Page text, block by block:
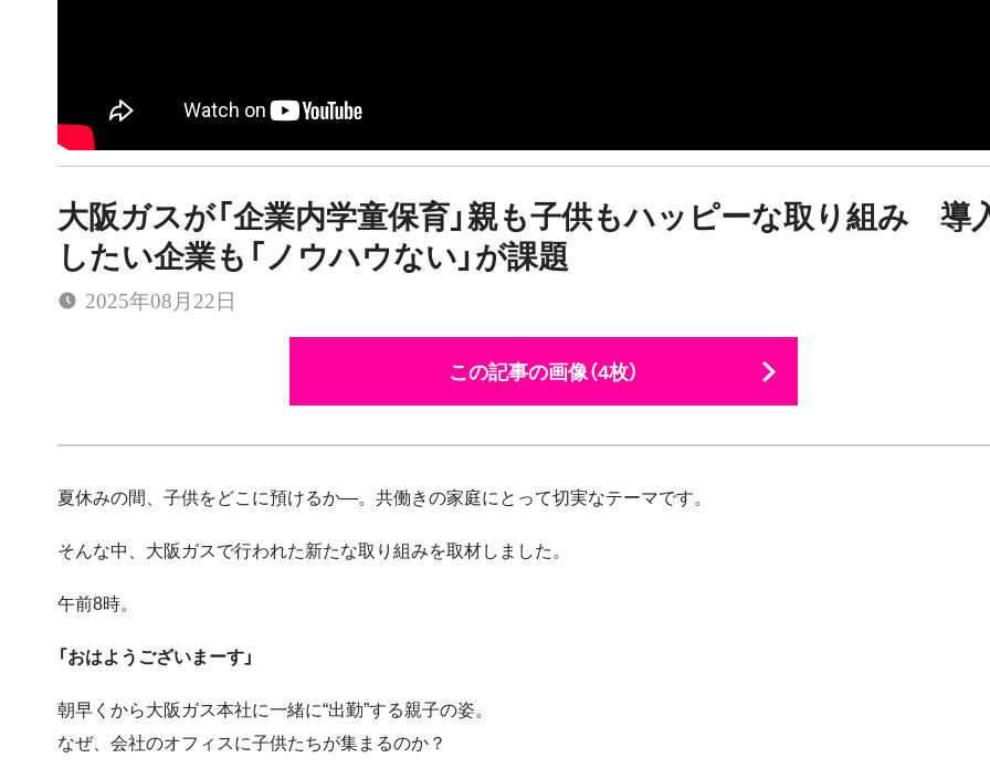
大阪ガスが「企業内学童保育」親も子供もハッピーな取り組み 導
したい企業も「ノウハウない」が課題
2025年08月22日
この記事の画像（4枚）
夏休みの間、子供をどこに預けるか―。共働きの家庭にとって切実なテーマです。
そんな中、大阪ガスで行われた新たな取り組みを取材しました。
午前8時。
「おはようございまーす」
朝早くから大阪ガス本社に一緒に“出勤”する親子の姿。
なぜ、会社のオフィスに子供たちが集まるのか？